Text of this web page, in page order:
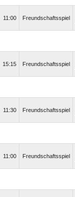
11:00 Freundschaftsspiel
15:15 Freundschaftsspiel
11:30 Freundschaftsspiel
11:00 Freundschaftsspiel